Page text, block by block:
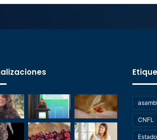
CNFL